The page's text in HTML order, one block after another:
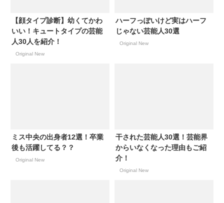
【顔タイプ診断】幼くてかわ
いい！キュートタイプの芸能
人30人を紹介！
Original New
ハーフっぽいけど実はハーフ
じゃない芸能人30選
Original New
ミス中央の出身者12選！卒業
後も活躍してる？？
Original New
干された芸能人30選！芸能界
からいなくなった理由もご紹
介！
Original New